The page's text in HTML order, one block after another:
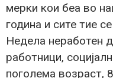
мерки кои беа во
година и сите тие
Недела неработен
работници,
поголема возраст,